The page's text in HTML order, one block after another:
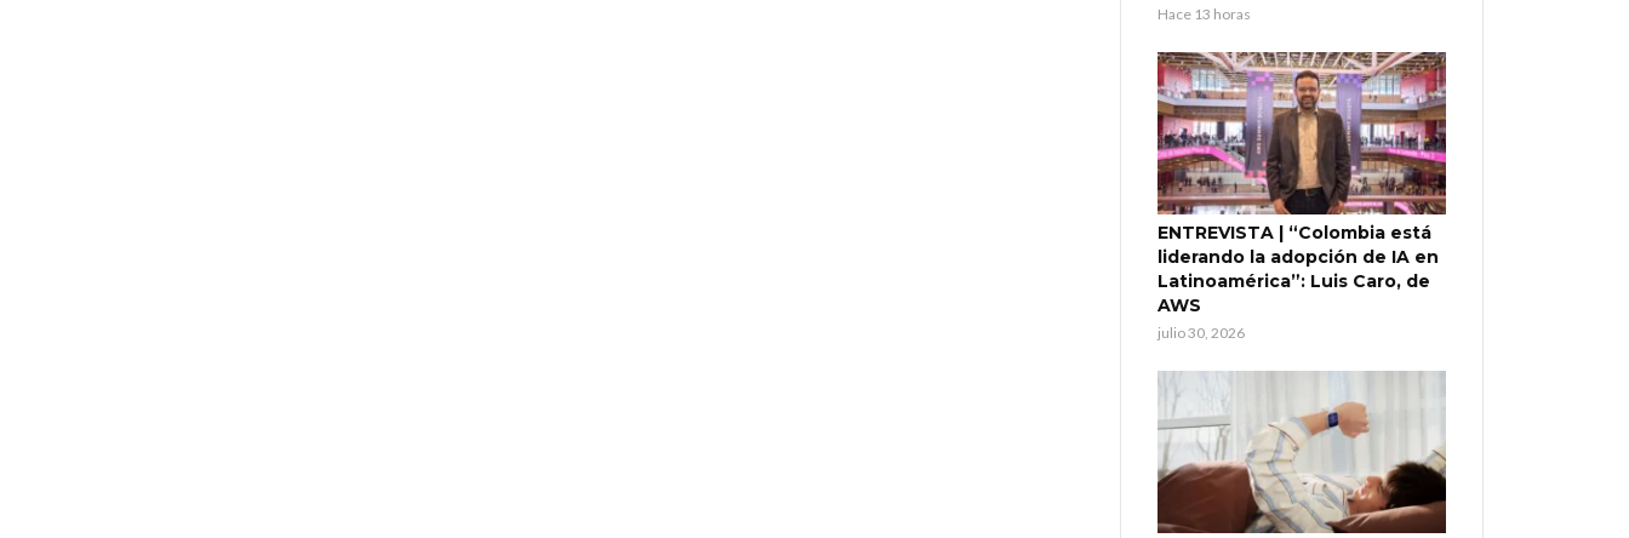
Hace 13 horas
ENTREVISTA | “Colombia está
liderando la adopción de IA en
Latinoamérica”: Luis Caro, de
AWS
julio 30, 2026